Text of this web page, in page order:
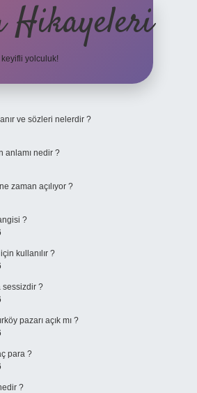
Hikayeleri
keyifli yolculuk!
ve sözleri nelerdir ?
anlamı nedir ?
zaman açılıyor ?
?
kullanılır ?
sessizdir ?
pazarı açık mı ?
para ?
?